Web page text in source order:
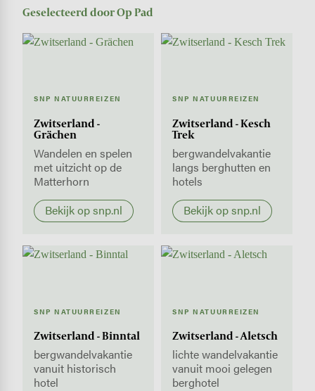
Geselecteerd door Op Pad
SNP NATUURREIZEN
Zwitserland -
Grächen
Wandelen en spelen
met uitzicht op de
Matterhorn
Bekijk op snp.nl
SNP NATUURREIZEN
Zwitserland - Kesch
Trek
bergwandelvakantie
langs berghutten en
hotels
Bekijk op snp.nl
SNP NATUURREIZEN
Zwitserland - Binntal
bergwandelvakantie
vanuit historisch
hotel
SNP NATUURREIZEN
Zwitserland - Aletsch
lichte wandelvakantie
vanuit mooi gelegen
berghotel